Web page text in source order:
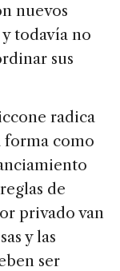
nuevos
todavía no
sus
radica
forma como
de
privado van
y las
ser